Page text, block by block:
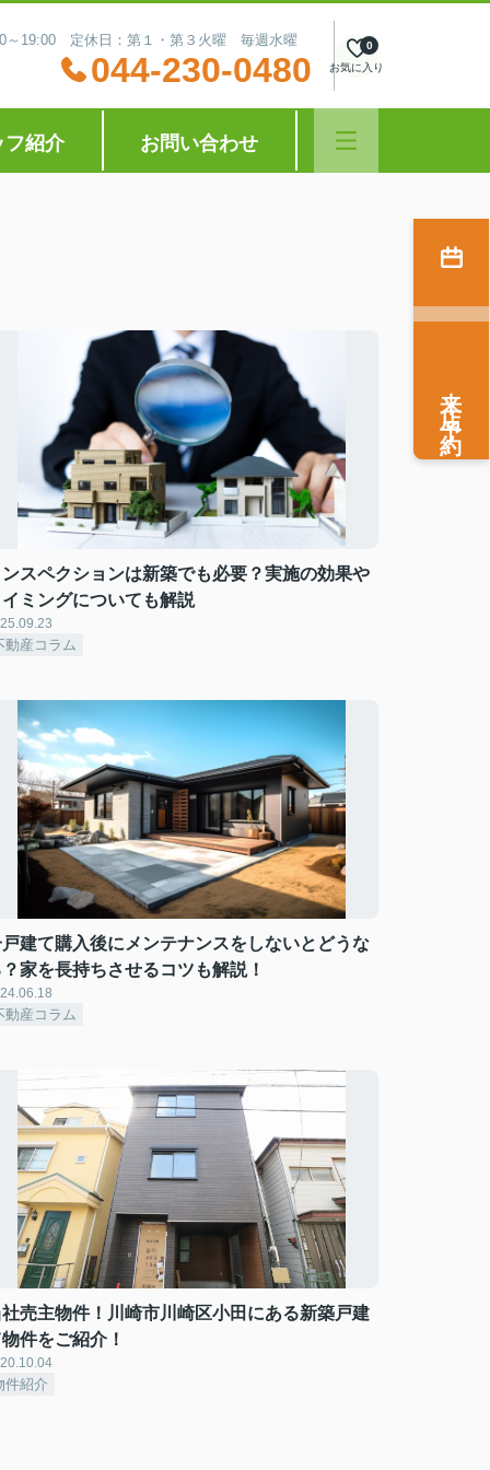
～19:00 定休日：第１・第３火曜 毎週水曜
044-230-0480 お気に入り
0
フ紹介 お問い合わせ
スペクションは新築でも必要？実施の効果や
ミングについても解説
動産コラム
建て購入後にメンテナンスをしないとどうな
家を長持ちさせるコツも解説！
動産コラム
売主物件！川崎市川崎区小田にある新築戸建
件をご紹介！
件紹介
来店予約